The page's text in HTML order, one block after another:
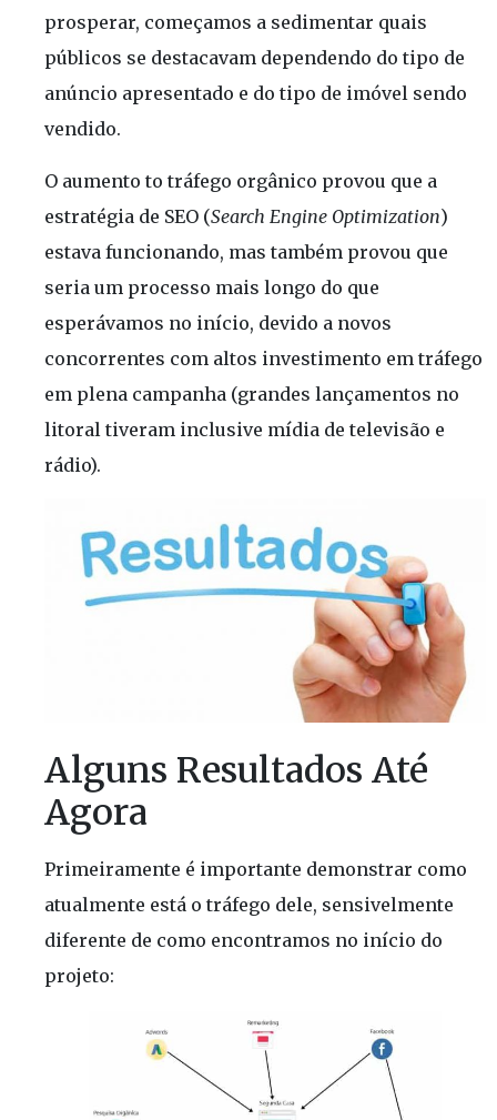
prosperar, começamos a sedimentar quais
públicos se destacavam dependendo do tipo de
anúncio apresentado e do tipo de imóvel sendo
vendido.
O aumento to tráfego orgânico provou que a
estratégia de SEO (Search Engine Optimization)
estava funcionando, mas também provou que
seria um processo mais longo do que
esperávamos no início, devido a novos
concorrentes com altos investimento em tráfego
em plena campanha (grandes lançamentos no
litoral tiveram inclusive mídia de televisão e
rádio).
Alguns Resultados Até
Agora
Primeiramente é importante demonstrar como
atualmente está o tráfego dele, sensivelmente
diferente de como encontramos no início do
projeto: